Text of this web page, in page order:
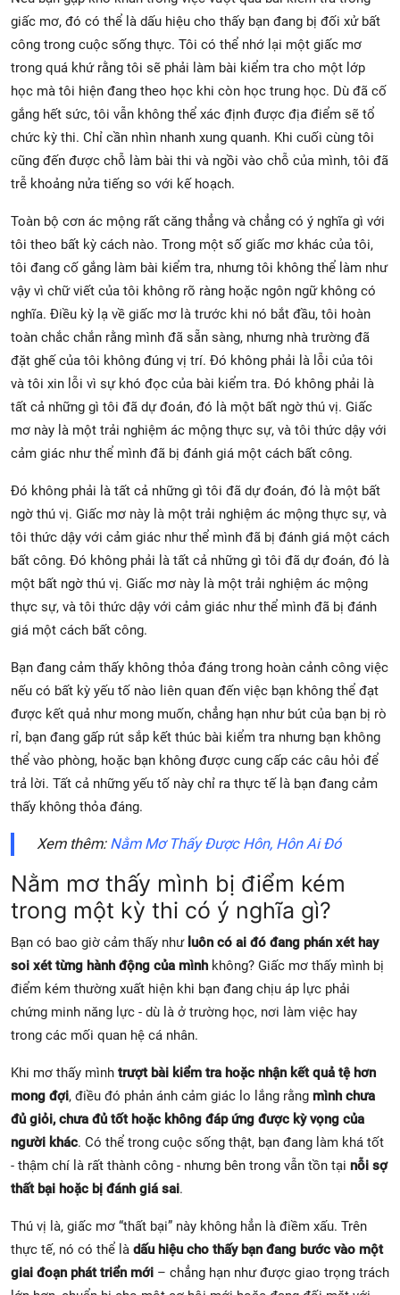
giấc mơ, đó có thể là dấu hiệu cho thấy bạn đang bị đối xử bất
công trong cuộc sống thực. Tôi có thể nhớ lại một giấc mơ
trong quá khứ rằng tôi sẽ phải làm bài kiểm tra cho một lớp
học mà tôi hiện đang theo học khi còn học trung học. Dù đã cố
gắng hết sức, tôi vẫn không thể xác định được địa điểm sẽ tổ
chức kỳ thi. Chỉ cần nhìn nhanh xung quanh. Khi cuối cùng tôi
cũng đến được chỗ làm bài thi và ngồi vào chỗ của mình, tôi đã
trễ khoảng nửa tiếng so với kế hoạch.
Toàn bộ cơn ác mộng rất căng thẳng và chẳng có ý nghĩa gì với
tôi theo bất kỳ cách nào. Trong một số giấc mơ khác của tôi,
tôi đang cố gắng làm bài kiểm tra, nhưng tôi không thể làm như
vậy vì chữ viết của tôi không rõ ràng hoặc ngôn ngữ không có
nghĩa. Điều kỳ lạ về giấc mơ là trước khi nó bắt đầu, tôi hoàn
toàn chắc chắn rằng mình đã sẵn sàng, nhưng nhà trường đã
đặt ghế của tôi không đúng vị trí. Đó không phải là lỗi của tôi
và tôi xin lỗi vì sự khó đọc của bài kiểm tra. Đó không phải là
tất cả những gì tôi đã dự đoán, đó là một bất ngờ thú vị. Giấc
mơ này là một trải nghiệm ác mộng thực sự, và tôi thức dậy với
cảm giác như thể mình đã bị đánh giá một cách bất công.
Đó không phải là tất cả những gì tôi đã dự đoán, đó là một bất
ngờ thú vị. Giấc mơ này là một trải nghiệm ác mộng thực sự, và
tôi thức dậy với cảm giác như thể mình đã bị đánh giá một cách
bất công. Đó không phải là tất cả những gì tôi đã dự đoán, đó là
một bất ngờ thú vị. Giấc mơ này là một trải nghiệm ác mộng
thực sự, và tôi thức dậy với cảm giác như thể mình đã bị đánh
giá một cách bất công.
Bạn đang cảm thấy không thỏa đáng trong hoàn cảnh công việc
nếu có bất kỳ yếu tố nào liên quan đến việc bạn không thể đạt
được kết quả như mong muốn, chẳng hạn như bút của bạn bị rò
rỉ, bạn đang gấp rút sắp kết thúc bài kiểm tra nhưng bạn không
thể vào phòng, hoặc bạn không được cung cấp các câu hỏi để
trả lời. Tất cả những yếu tố này chỉ ra thực tế là bạn đang cảm
thấy không thỏa đáng.
Xem thêm: Nằm Mơ Thấy Được Hôn, Hôn Ai Đó
Nằm mơ thấy mình bị điểm kém
trong một kỳ thi có ý nghĩa gì?
Bạn có bao giờ cảm thấy như luôn có ai đó đang phán xét hay
soi xét từng hành động của mình không? Giấc mơ thấy mình bị
điểm kém thường xuất hiện khi bạn đang chịu áp lực phải
chứng minh năng lực - dù là ở trường học, nơi làm việc hay
trong các mối quan hệ cá nhân.
Khi mơ thấy mình trượt bài kiểm tra hoặc nhận kết quả tệ hơn
mong đợi, điều đó phản ánh cảm giác lo lắng rằng mình chưa
đủ giỏi, chưa đủ tốt hoặc không đáp ứng được kỳ vọng của
người khác. Có thể trong cuộc sống thật, bạn đang làm khá tốt
- thậm chí là rất thành công - nhưng bên trong vẫn tồn tại nỗi sợ
thất bại hoặc bị đánh giá sai.
Thú vị là, giấc mơ “thất bại” này không hẳn là điềm xấu. Trên
thực tế, nó có thể là dấu hiệu cho thấy bạn đang bước vào một
giai đoạn phát triển mới – chẳng hạn như được giao trọng trách